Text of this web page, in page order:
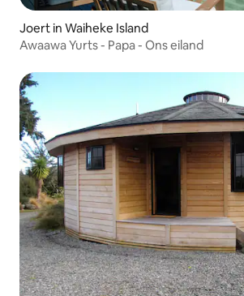
Joert in Waiheke Island
Awaawa Yurts - Papa - Ons eiland